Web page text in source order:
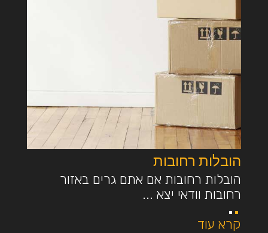
הובלות רחובות
הובלות רחובות אם אתם גרים באזור
רחובות וודאי יצא ...
קרא עוד